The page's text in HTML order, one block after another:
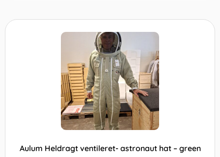
Aulum Heldragt ventileret- astronaut hat – green